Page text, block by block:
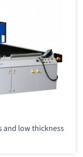
and low thickness